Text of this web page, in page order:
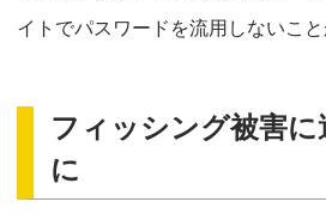
イトでパスワードを流用しないこと
フィッシング被害
に